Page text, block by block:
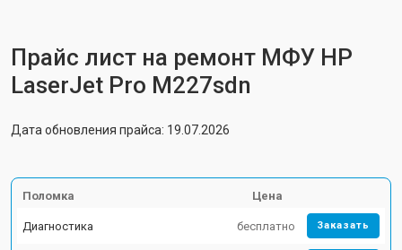
Прайс лист на ремонт МФУ HP
LaserJet Pro M227sdn
Дата обновления прайса: 19.07.2026
Поломка Цена
Диагностика бесплатно Заказать